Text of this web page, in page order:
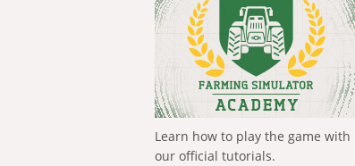
Learn how to play the game with
our official tutorials.